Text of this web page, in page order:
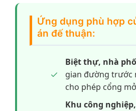
Ứng dụng phù hợp
án đế thuận:
Biệt thự, nhà
gian đường trước
cho phép cổng
Khu công